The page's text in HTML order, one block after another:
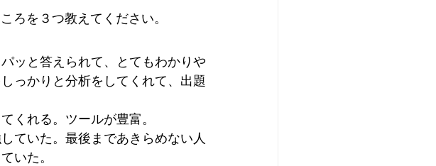
ろを３つ教えてください。
ッと答えられて、とてもわかりや
っかりと分析をしてくれて、出題
くれる。ツールが豊富。
ていた。最後まであきらめない人
いた。